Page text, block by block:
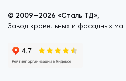
© 2009—2026 «Сталь ТД»,
Завод кровельных и фасадных